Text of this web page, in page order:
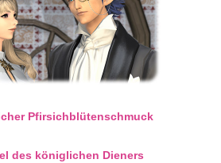
Pfirsichblütenschmuck
des königlichen Dieners